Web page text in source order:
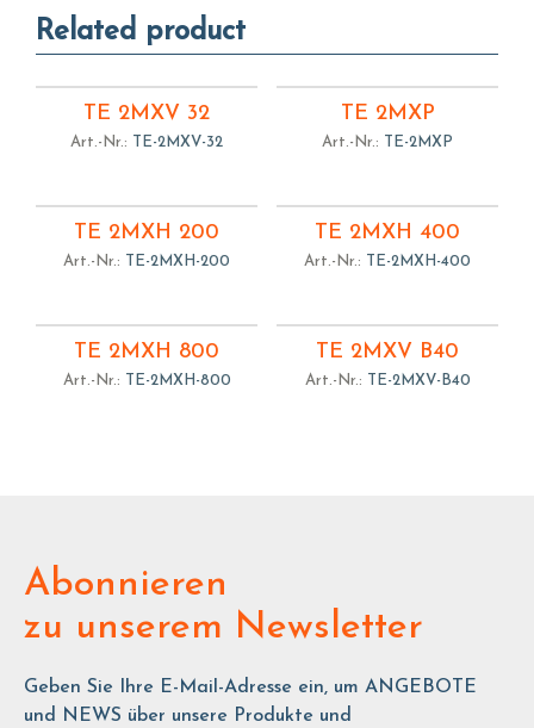
Related product
TE 2MXV 32
Art.-Nr.: TE-2MXV-32
TE 2MXP
Art.-Nr.: TE-2MXP
TE 2MXH 200
Art.-Nr.: TE-2MXH-200
TE 2MXH 400
Art.-Nr.: TE-2MXH-400
TE 2MXH 800
Art.-Nr.: TE-2MXH-800
TE 2MXV B40
Art.-Nr.: TE-2MXV-B40
Abonnieren
zu unserem Newsletter
Geben Sie Ihre E-Mail-Adresse ein, um ANGEBOTE
und NEWS über unsere Produkte und